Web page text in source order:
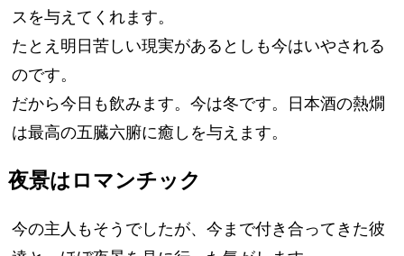
スを与えてくれます。
たとえ明日苦しい現実があるとしも今はいやされる
のです。
だから今日も飲みます。今は冬です。日本酒の熱燗
は最高の五臓六腑に癒しを与えます。
夜景はロマンチック
今の主人もそうでしたが、今まで付き合ってきた彼